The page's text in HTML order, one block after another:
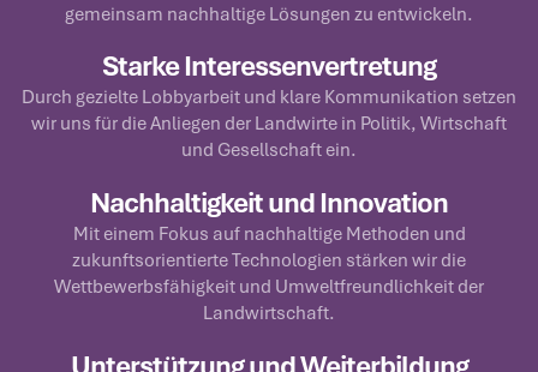
gemeinsam nachhaltige Lösungen zu entwickeln.
Starke Interessenvertretung
Durch gezielte Lobbyarbeit und klare Kommunikation setzen
wir uns für die Anliegen der Landwirte in Politik, Wirtschaft
und Gesellschaft ein.
Nachhaltigkeit und Innovation
Mit einem Fokus auf nachhaltige Methoden und
zukunftsorientierte Technologien stärken wir die
Wettbewerbsfähigkeit und Umweltfreundlichkeit der
Landwirtschaft.